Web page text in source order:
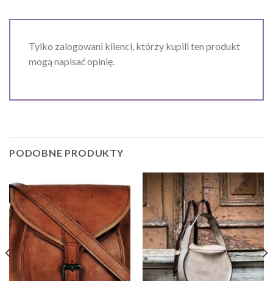
Tylko zalogowani klienci, którzy kupili ten produkt
mogą napisać opinię.
PODOBNE PRODUKTY